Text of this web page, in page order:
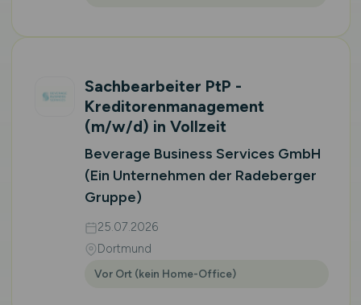
Sachbearbeiter PtP -
Kreditorenmanagement
(m/w/d) in Vollzeit
Beverage Business Services GmbH
(Ein Unternehmen der Radeberger
Gruppe)
25.07.2026
Dortmund
Vor Ort (kein Home-Office)